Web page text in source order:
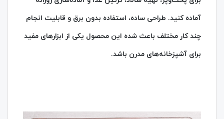
آماده کنید. طراحی ساده، استفاده بدون برق و قابلیت انجام
چند کار مختلف باعث شده این محصول یکی از ابزارهای مفید
برای آشپزخانه‌های مدرن باشد.